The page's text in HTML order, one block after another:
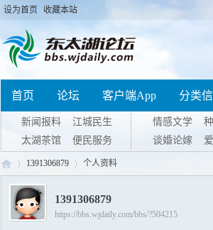
设为首页 收藏本站
首页 论坛 客户端App 分类
新闻报料
江城民生
太湖茶馆
便民服务
情感文学
谈婚论嫁
›
1391306879 个人资料
1391306879
https://bbs.wjdaily.com/bbs/?504215